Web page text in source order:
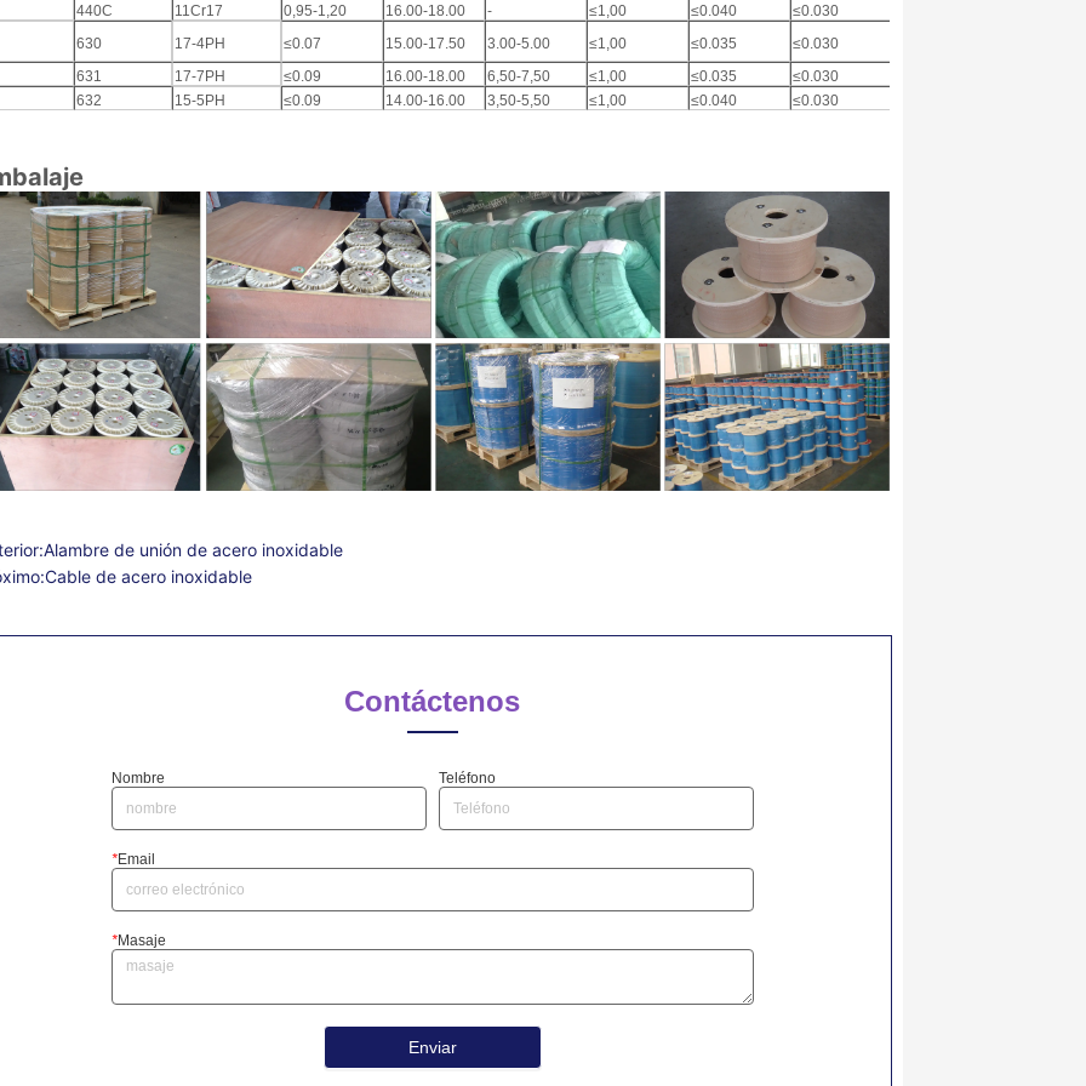
440C 11Cr17 0,95-1,20 16.00-18.00 - ≤1,00 ≤0.040 ≤0.030
630
17-4PH ≤0.07 15.00-17.50 3.00-5.00 ≤1,00 ≤0.035 ≤0.030
631
17-7PH ≤0.09 16.00-18.00 6,50-7,50 ≤1,00 ≤0.035 ≤0.030
632
15-5PH ≤0.09 14.00-16.00 3,50-5,50 ≤1,00 ≤0.040 ≤0.030
Alambre de unión de acero inoxidable
Cable de acero inoxidable
Contáctenos
Nombre Teléfono
*Email
*Masaje
Enviar